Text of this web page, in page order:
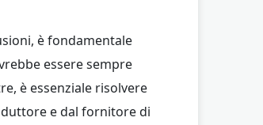
è fondamentale
essere sempre
è essenziale risolvere
e dal fornitore di